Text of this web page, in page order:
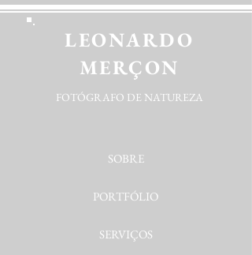
LEONARDO
MERÇON
FOTÓGRAFO DE NATUREZA
SOBRE
PORTFÓLIO
SERVIÇOS